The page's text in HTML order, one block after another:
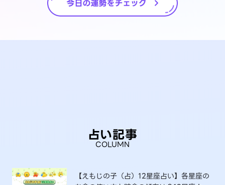
占い記事
COLUMN
【えもじの子（占）12星座占い】各星座の